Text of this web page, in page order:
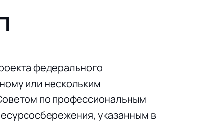
федерального
или нескольким
по профессиональным
указанным в